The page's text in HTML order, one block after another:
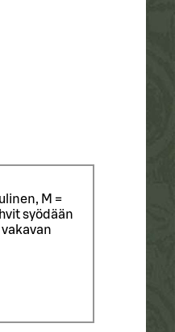
M =
syödään